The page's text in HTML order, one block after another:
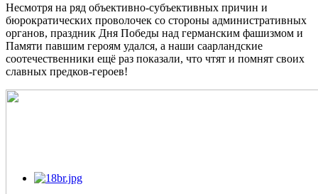
Несмотря на ряд объективно-субъективных причин и
бюрократических проволочек со стороны административных
органов, праздник Дня Победы над германским фашизмом и
Памяти павшим героям удался, а наши саарландские
соотечественники ещё раз показали, что чтят и помнят своих
славных предков-героев!